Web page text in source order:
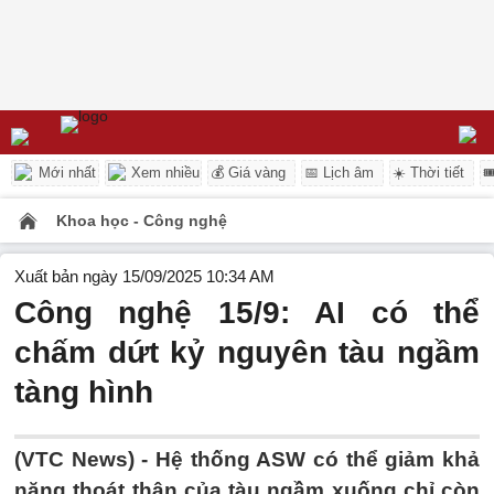
Mới nhất Xem nhiều 💰 Giá vàng 📅 Lịch âm ☀️ Thời tiết
Khoa học - Công nghệ
Xuất bản ngày 15/09/2025 10:34 AM
Công nghệ 15/9: AI có thể
chấm dứt kỷ nguyên tàu ngầm
tàng hình
(VTC News) - Hệ thống ASW có thể giảm khả